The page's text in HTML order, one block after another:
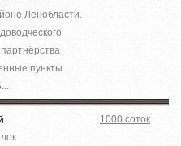
Ленобласти.
пункты
1000 соток